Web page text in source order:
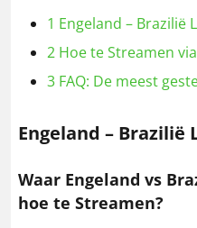
1 Engeland – Brazilië
2 Hoe te Streamen
3 FAQ: De meest
Engeland – Brazilië
Waar Engeland vs
hoe te Streamen?